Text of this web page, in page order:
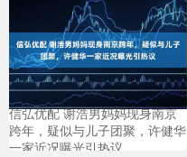
信弘优配 谢浩男妈妈现身南京
跨年，疑似与儿子团聚，许健华
一家近况曝光引热议